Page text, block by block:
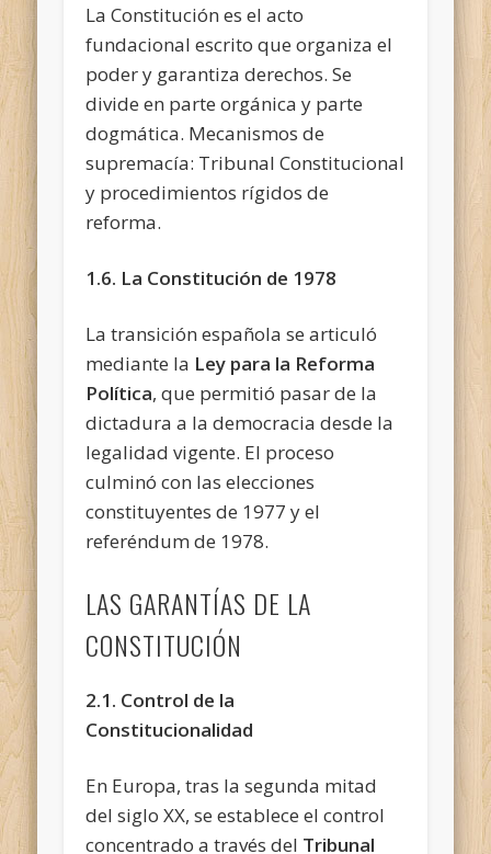
La Constitución es el acto
fundacional escrito que organiza el
poder y garantiza derechos. Se
divide en parte orgánica y parte
dogmática. Mecanismos de
supremacía: Tribunal Constitucional
y procedimientos rígidos de
reforma.
1.6. La Constitución de 1978
La transición española se articuló
mediante la Ley para la Reforma
Política, que permitió pasar de la
dictadura a la democracia desde la
legalidad vigente. El proceso
culminó con las elecciones
constituyentes de 1977 y el
referéndum de 1978.
LAS GARANTÍAS DE LA
CONSTITUCIÓN
2.1. Control de la
Constitucionalidad
En Europa, tras la segunda mitad
del siglo XX, se establece el control
concentrado a través del Tribunal